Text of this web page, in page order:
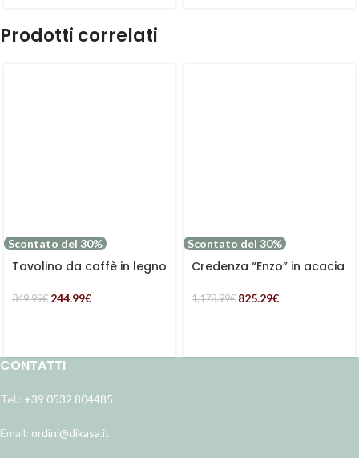
Prodotti correlati
Scontato del 30%
Tavolino da caffè in legno
349.99€ 244.99€
Scontato del 30%
Credenza “Enzo” in acacia
un ripiano
1,178.99€ 825.29€
CONTATTI
Tel.: +39 0532 804485
Email: ordini@dikasa.it